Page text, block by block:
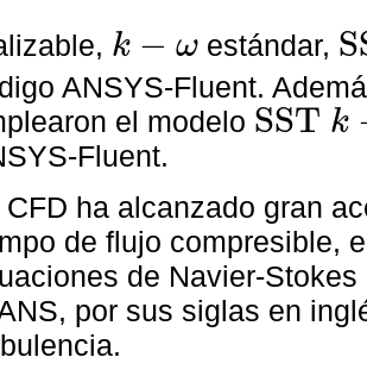
k − ω
k-ω estándar, S
SS
ANSYS-Fluent.
el modelo SST k
SST k -ω
Fluent.
CFD ha alcanzado gran
de flujo compresible,
de Navier-
por sus siglas en